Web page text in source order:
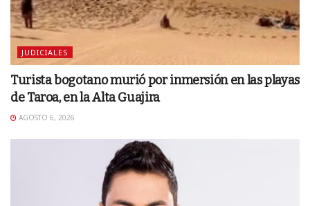
JUDICIALES
Turista bogotano murió por inmersión en las playas
de Taroa, en la Alta Guajira
AGOSTO 6, 2026